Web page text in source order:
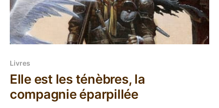
Livres
Elle est les ténèbres, la
compagnie éparpillée